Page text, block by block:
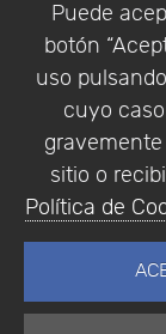
Puede
botón
uso
cuyo
sitio o
Política de
Empresa|
©